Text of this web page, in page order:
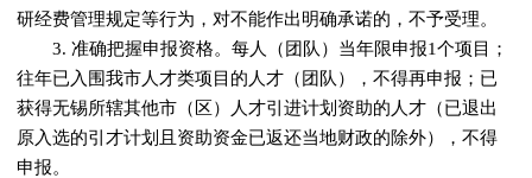
研经费管理规定等行为，对不能作出明确承诺的，不予受理。
3. 准确把握申报资格。每人（团队）当年限申报1个项目；
往年已入围我市人才类项目的人才（团队），不得再申报；已
获得无锡所辖其他市（区）人才引进计划资助的人才（已退出
原入选的引才计划且资助资金已返还当地财政的除外），不得
申报。